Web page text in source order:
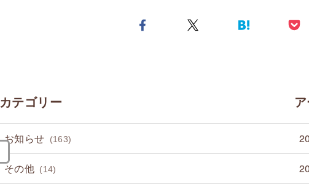
カテゴリー
お知らせ (163)
その他 (14)